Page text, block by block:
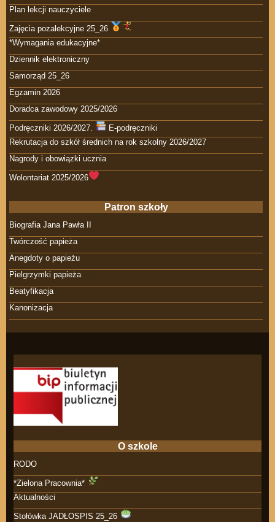
Plan lekcji nauczyciele
Zajęcia pozalekcyjne 25_26
*Wymagania edukacyjne*
Dziennik elektroniczny
Samorząd 25_26
Egzamin 2026
Doradca zawodowy 2025/2026
Podręczniki 2026/2027.
E-podręczniki
Rekrutacja do szkół średnich na rok szkolny 2026/2027
Nagrody i obowiązki ucznia
Wolontariat 2025/2026
Patron szkoły
Biografia Jana Pawła II
Twórczość papieża
Anegdoty o papieżu
Pielgrzymki papieża
Beatyfikacja
Kanonizacja
O szkole
RODO
*Zielona Pracownia*
Aktualności
Stołówka JADŁOSPIS 25_26